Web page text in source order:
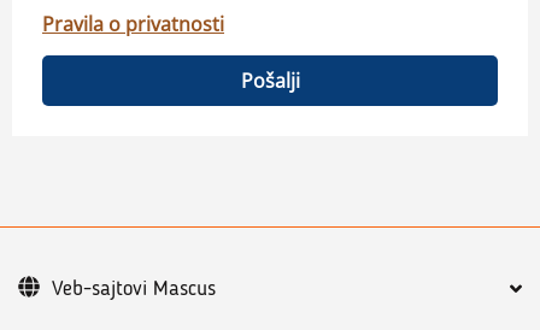
Pravila o privatnosti
Pošalji
Veb-sajtovi Mascus